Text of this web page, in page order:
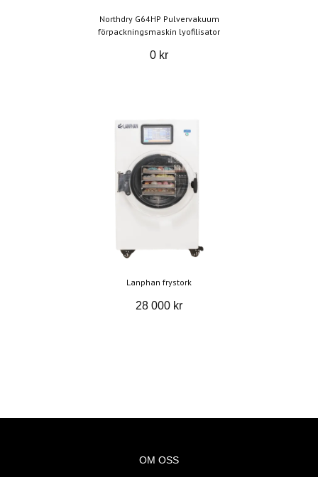
Northdry G64HP Pulvervakuum
förpackningsmaskin lyofilisator
0 kr
Lanphan frystork
28 000 kr
OM OSS